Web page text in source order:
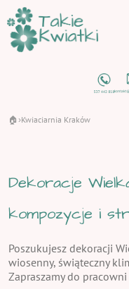
🏠 ›Kwiaciarnia Kraków
Dekoracje
kompozycje i
Poszukujesz dekoracji
wiosenny, świąteczny
Zapraszamy do